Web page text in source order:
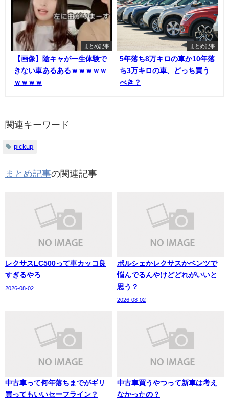
まとめ記事
【画像】陰キャが一生体験で
きない車あるあるｗｗｗｗｗ
ｗｗｗｗ
まとめ記事
5年落ち8万キロの車か10年落
ち3万キロの車、どっち買う
べき？
関連キーワード
pickup
まとめ記事の関連記事
レクサスLC500って車カッコ良
すぎるやろ
2026-08-02
ポルシェかレクサスかベンツで
悩んでるんやけどどれがいいと
思う？
2026-08-02
中古車って何年落ちまでがギリ
買ってもいいセーフライン？
中古車買うやつって新車は考え
なかったの？